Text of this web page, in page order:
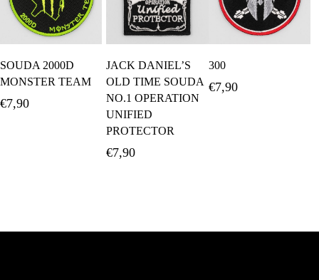
Περισσότερα
SOUDA 2000D
MONSTER TEAM
€7,90
Καλάθι
JACK DANIEL’S
OLD TIME SOUDA
NO.1 OPERATION
UNIFIED
PROTECTOR
€7,90
300
€7,90